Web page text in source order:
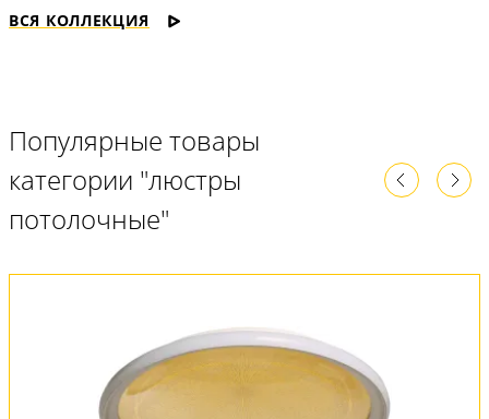
ВСЯ КОЛЛЕКЦИЯ
Популярные товары
категории "люстры
потолочные"